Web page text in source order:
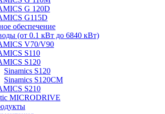
G 120D
G115D
обеспечение
(от 0.1 кВт до 6840 кВт)
V70/V90
S110
S120
Sinamics S120
Sinamics S120CM
S210
MICRODRIVE